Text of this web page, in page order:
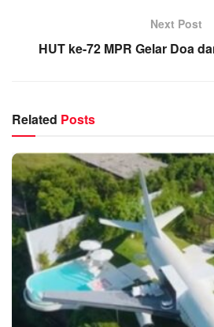
Next Post
HUT ke-72 MPR Gelar Doa
Related Posts